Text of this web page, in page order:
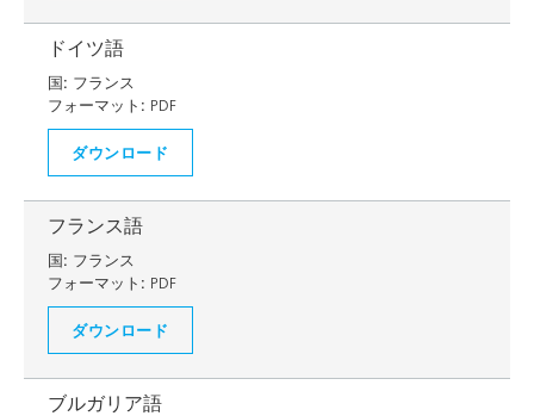
ドイツ語
国: フランス
フォーマット: PDF
ダウンロード
フランス語
国: フランス
フォーマット: PDF
ダウンロード
ブルガリア語